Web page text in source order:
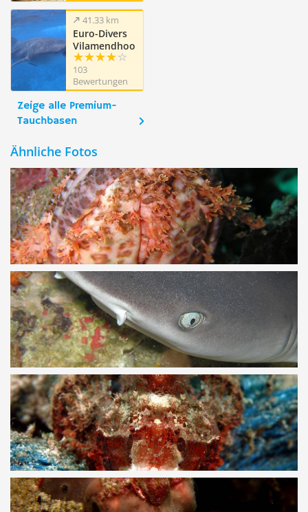
41.33 km
Euro-Divers
Vilamendhoo
103
Bewertungen
Zeige alle Premium-
Tauchbasen
Ähnliche Fotos